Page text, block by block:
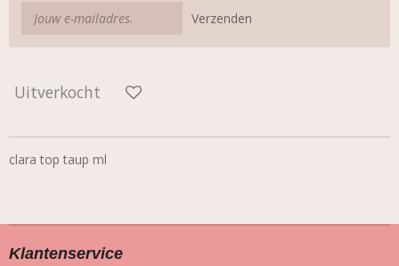
Verzenden
Uitverkocht
clara top taup ml
Klantenservice